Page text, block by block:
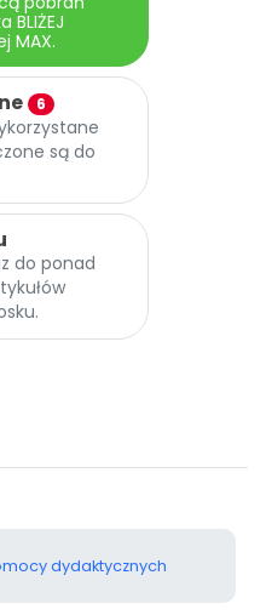
MAX.
6
są do
do ponad
dydaktycznych